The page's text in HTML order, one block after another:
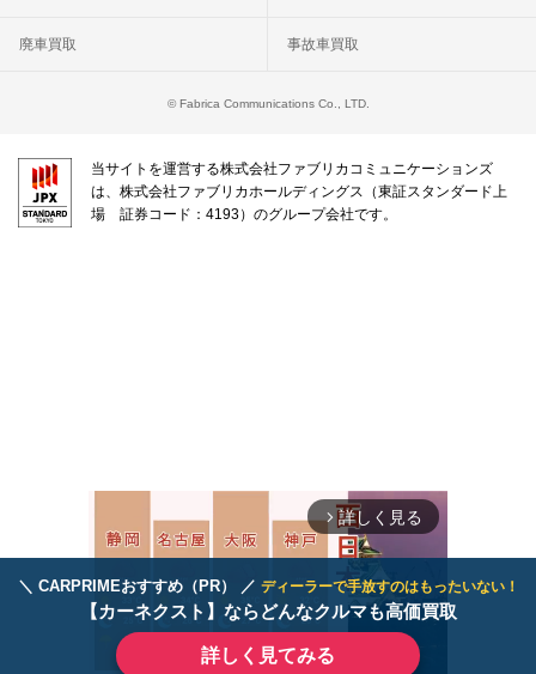
＼ CARPRIMEおすすめ（PR） ／ ディーラーで手放すのはもったいない！
【カーネクスト】ならどんなクルマも高価買取
詳しく見てみる
廃車買取 事故車買取
© Fabrica Communications Co., LTD.
当サイトを運営する株式会社ファブリカコミュニケーションズ
は、株式会社ファブリカホールディングス（東証スタンダード上
場 証券コード：4193）のグループ会社です。
arrow_forward_ios 詳しく見る